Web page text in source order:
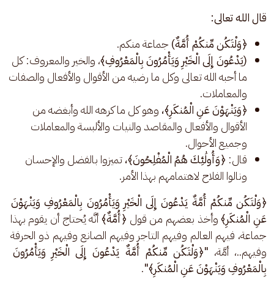
قال الله تعالى:
﴿وَلْتَكُن مِّنكُمْ أُمَّةٌ) جماعة منكم.
(يَدْعُونَ إِلَى الْخَيْرِ وَيَأْمُرُونَ بِالْمَعْرُوفِ﴾، والخير والمعروف: كل
ما أحبه الله تعالى وكل ما رضيه من الأقوال والأفعال والصفات
والمعاملات.
﴿وَيَنْهَوْنَ عَنِ الْمُنكَرِ﴾، وهو كل ما كرهه الله وأبغضه من
الأقوال والأفعال والمقاصد والنيات والألبسة والمعاملات
وجميع الأحوال.
قال: ﴿وَأُولَٰئِكَ هُمُ الْمُفْلِحُونَ﴾،تميزوا بالفضل والإحسان
ونالوا الفلاح لاهتمامهم بهذا الأمر.
﴿وَلْتَكُن مِّنكُمْ أُمَّةٌ يَدْعُونَ إِلَى الْخَيْرِ وَيَأْمُرُونَ بِالْمَعْرُوفِ وَيَنْهَوْنَ
عَنِ الْمُنكَرِ﴾ وأخذ بعضهم من قول ﴿أُمَّةٌ﴾ أنَّه يُحتاج أن يقوم بهذا
جماعة، فيهم العالم وفيهم التاجر وفيهم الصانع وفيهم ذو الحرفة
وفيهم..، أمَّة، "﴿وَلْتَكُن مِّنكُمْ أُمَّةٌ يَدْعُونَ إِلَى الْخَيْرِ وَيَأْمُرُونَ
بِالْمَعْرُوفِ وَيَنْهَوْنَ عَنِ الْمُنكَرِ﴾".